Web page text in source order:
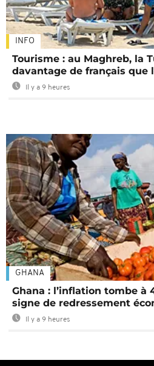
INFO
Tourisme : au Maghreb, la
davantage de français que
Il y a 9 heures
GHANA
Ghana : l’inflation tombe à
signe de redressement
Il y a 9 heures